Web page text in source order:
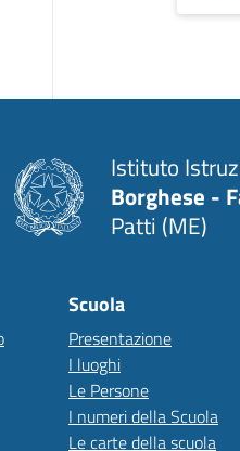
Istituto
Borghese -
Patti (ME)
Scuola
Presentazione
I luoghi
Le Persone
I numeri della Scuola
Le carte della scuola